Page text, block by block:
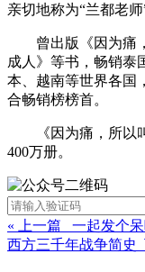
亲切地称为“兰都老师
曾出版《因为痛
成人》等书，畅销泰
本、越南等世界各国
合畅销榜榜首。
《因为痛，所
400万册。
« 上一篇 一起发个呆
西方三千年战争简史